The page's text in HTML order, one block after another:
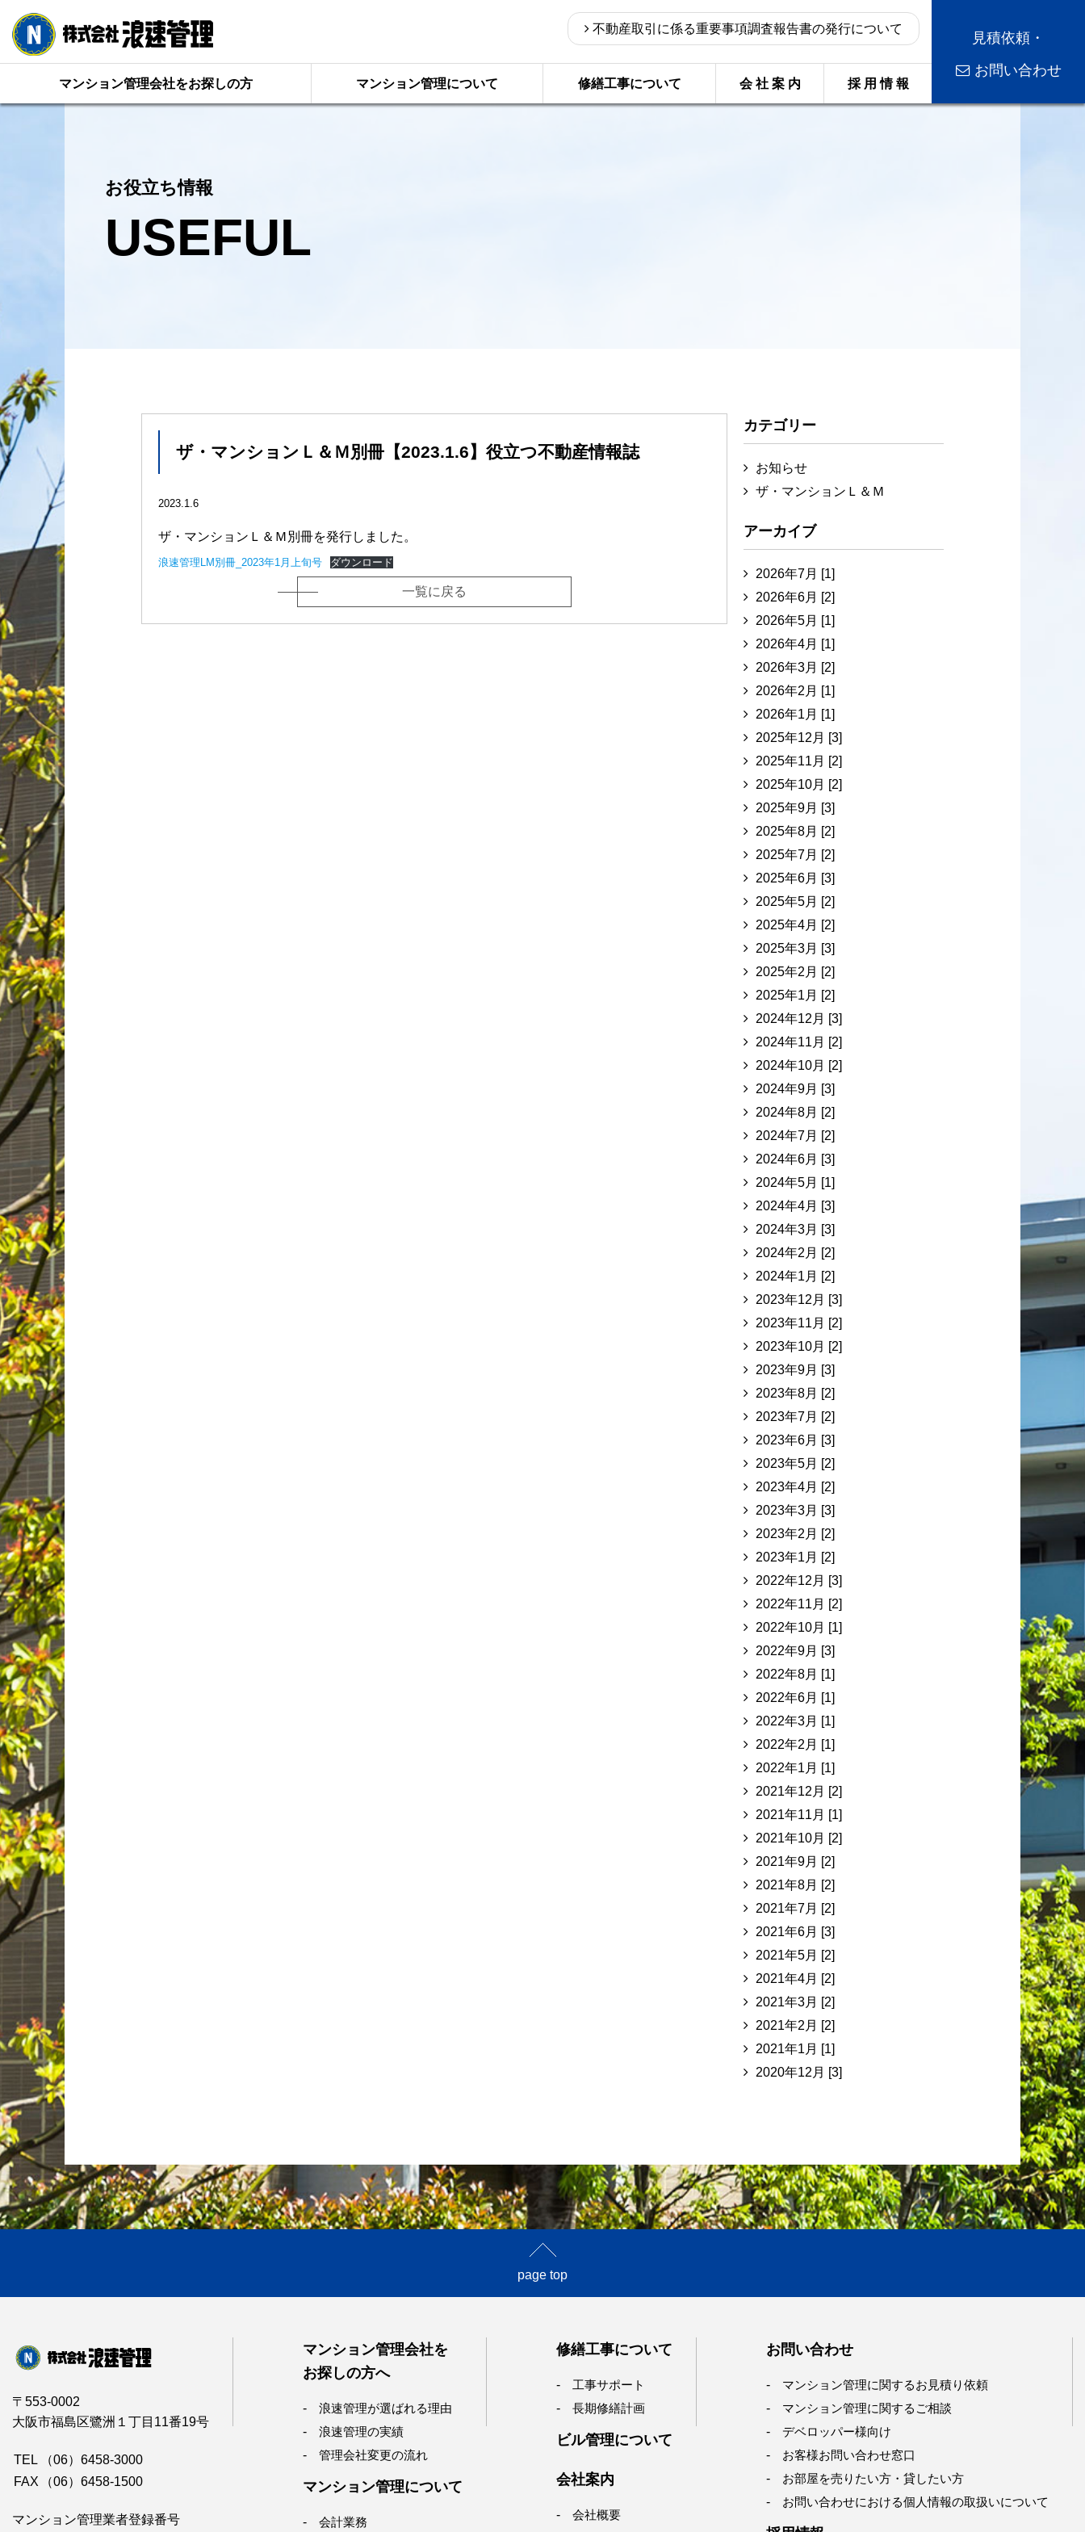
不動産取引に係る重要事項調査報告書の発行について
マンション管理会社をお探しの方 マンション管理について 修繕工事について 会 社 案 内 採 用 情 報
見積依頼・
お問い合わせ
お役立ち情報
USEFUL
ザ・マンションＬ＆Ｍ別冊【2023.1.6】役立つ不動産情報誌
2023.1.6
ザ・マンションＬ＆Ｍ別冊を発行しました。
浪速管理LM別冊_2023年1月上旬号 ダウンロード
一覧に戻る
カテゴリー
お知らせ
ザ・マンションＬ＆Ｍ
アーカイブ
2026年7月 [1]
2026年6月 [2]
2026年5月 [1]
2026年4月 [1]
2026年3月 [2]
2026年2月 [1]
2026年1月 [1]
2025年12月 [3]
2025年11月 [2]
2025年10月 [2]
2025年9月 [3]
2025年8月 [2]
2025年7月 [2]
2025年6月 [3]
2025年5月 [2]
2025年4月 [2]
2025年3月 [3]
2025年2月 [2]
2025年1月 [2]
2024年12月 [3]
2024年11月 [2]
2024年10月 [2]
2024年9月 [3]
2024年8月 [2]
2024年7月 [2]
2024年6月 [3]
2024年5月 [1]
2024年4月 [3]
2024年3月 [3]
2024年2月 [2]
2024年1月 [2]
2023年12月 [3]
2023年11月 [2]
2023年10月 [2]
2023年9月 [3]
2023年8月 [2]
2023年7月 [2]
2023年6月 [3]
2023年5月 [2]
2023年4月 [2]
2023年3月 [3]
2023年2月 [2]
2023年1月 [2]
2022年12月 [3]
2022年11月 [2]
2022年10月 [1]
2022年9月 [3]
2022年8月 [1]
2022年6月 [1]
2022年3月 [1]
2022年2月 [1]
2022年1月 [1]
2021年12月 [2]
2021年11月 [1]
2021年10月 [2]
2021年9月 [2]
2021年8月 [2]
2021年7月 [2]
2021年6月 [3]
2021年5月 [2]
2021年4月 [2]
2021年3月 [2]
2021年2月 [2]
2021年1月 [1]
2020年12月 [3]
page top
〒553-0002
大阪市福島区鷺洲１丁目11番19号
TEL
（06）6458-3000
FAX
（06）6458-1500
マンション管理業者登録番号
マンション管理会社を
お探しの方へ
浪速管理が選ばれる理由
浪速管理の実績
管理会社変更の流れ
マンション管理について
会計業務
修繕工事について
工事サポート
長期修繕計画
ビル管理について
会社案内
会社概要
お問い合わせ
マンション管理に関するお見積り依頼
マンション管理に関するご相談
デベロッパー様向け
お客様お問い合わせ窓口
お部屋を売りたい方・貸したい方
お問い合わせにおける個人情報の取扱いについて